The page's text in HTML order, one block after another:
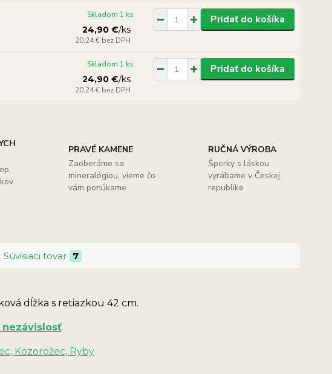
24,90 €/ks
20,24 € bez DPH
Skladom 1 ks Pridať do košíka
24,90 €/ks
20,24 € bez DPH
Skladom 1 ks Pridať do košíka
PRAVÉ KAMENE
Zaoberáme sa
mineralógiou, vieme čo
vám ponúkame
RUČNÁ VÝROBA
Šperky s láskou
vyrábame v Českej
republike
Súvisiaci tovar 7
dĺžka s retiazkou 42 cm.
Kozorožec, Ryby